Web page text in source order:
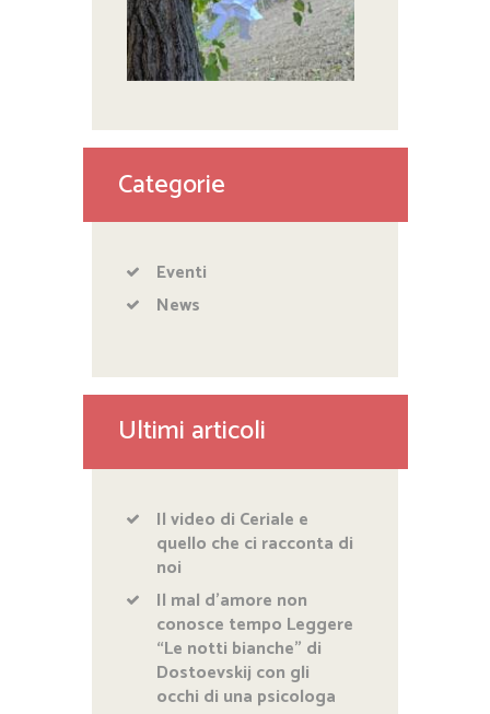
Categorie
Eventi
News
Ultimi articoli
Il video di Ceriale e
quello che ci racconta di
noi
Il mal d’amore non
conosce tempo Leggere
“Le notti bianche” di
Dostoevskij con gli
occhi di una psicologa